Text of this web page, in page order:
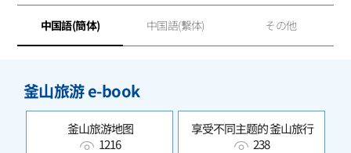
中国語(簡体) 中国語(繫体) その他
釜山旅游 e-book
釜山旅游地图
1216
享受不同主题的 釜山旅行
238